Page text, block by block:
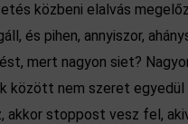
közbeni elalvás
és pihen, annyiszor,
mert nagyon siet?
között nem szeret
akkor stoppost vesz fel,